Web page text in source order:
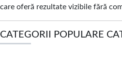
care oferă rezultate vizibile fără
CATEGORII POPULARE